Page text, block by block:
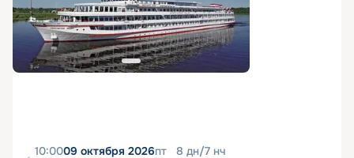
10:0009 октября 2026пт 8 дн/7 нч